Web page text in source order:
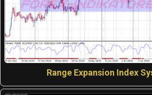
Range Expansion Index